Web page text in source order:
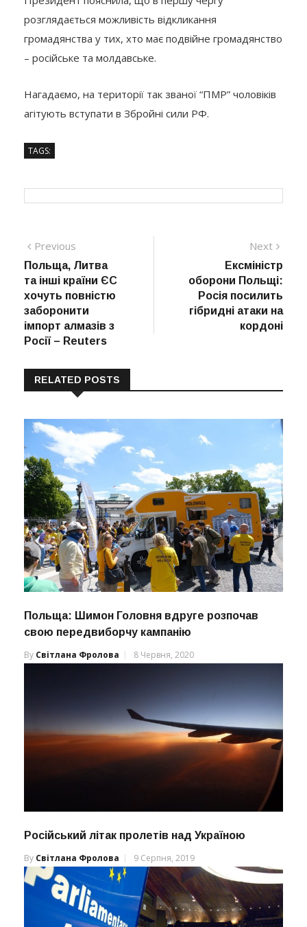
розглядається можливість відкликання
громадянства у тих, хто має подвійне громадянство
– російське та молдавське.
Нагадаємо, на території так званої “ПМР” чоловіків
агітують вступати в Збройні сили РФ.
TAGS:
Навігація
записів
Previous
post:
Польща, Литва
та інші країни ЄС
хочуть повністю
заборонити
імпорт алмазів з
Росії – Reuters
Next
Ексміністр
оборони Польщі:
Росія посилить
гібридні атаки на
кордоні
RELATED POSTS
Польща: Шимон Головня вдруге розпочав
свою передвиборчу кампанію
By Світлана Фролова 8 Червня, 2020
Російський літак пролетів над Україною
By Світлана Фролова 9 Серпня, 2019